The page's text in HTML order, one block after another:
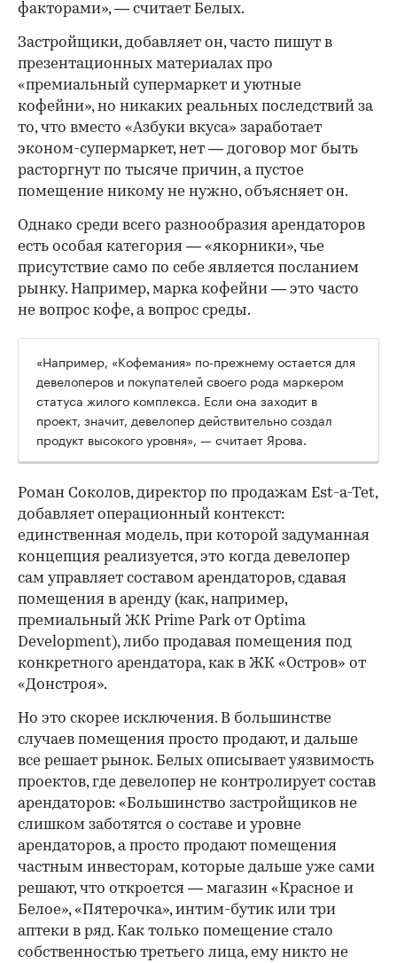
факторами», — считает Белых.
Застройщики, добавляет он, часто пишут в
презентационных материалах про
«премиальный супермаркет и уютные
кофейни», но никаких реальных последствий за
то, что вместо «Азбуки вкуса» заработает
эконом-супермаркет, нет — договор мог быть
расторгнут по тысяче причин, а пустое
помещение никому не нужно, объясняет он.
Однако среди всего разнообразия арендаторов
есть особая категория — «якорники», чье
присутствие само по себе является посланием
рынку. Например, марка кофейни — это часто
не вопрос кофе, а вопрос среды.
«Например, «Кофемания» по-прежнему остается для
девелоперов и покупателей своего рода маркером
статуса жилого комплекса. Если она заходит в
проект, значит, девелопер действительно создал
продукт высокого уровня», — считает Ярова.
Роман Соколов, директор по продажам Est-a-Tet,
добавляет операционный контекст:
единственная модель, при которой задуманная
концепция реализуется, это когда девелопер
сам управляет составом арендаторов, сдавая
помещения в аренду (как, например,
премиальный ЖК Prime Park от Optima
Development), либо продавая помещения под
конкретного арендатора, как в ЖК «Остров» от
«Донстроя».
Но это скорее исключения. В большинстве
случаев помещения просто продают, и дальше
все решает рынок. Белых описывает уязвимость
проектов, где девелопер не контролирует состав
арендаторов: «Большинство застройщиков не
слишком заботятся о составе и уровне
арендаторов, а просто продают помещения
частным инвесторам, которые дальше уже сами
решают, что откроется — магазин «Красное и
Белое», «Пятерочка», интим-бутик или три
аптеки в ряд. Как только помещение стало
собственностью третьего лица, ему никто не